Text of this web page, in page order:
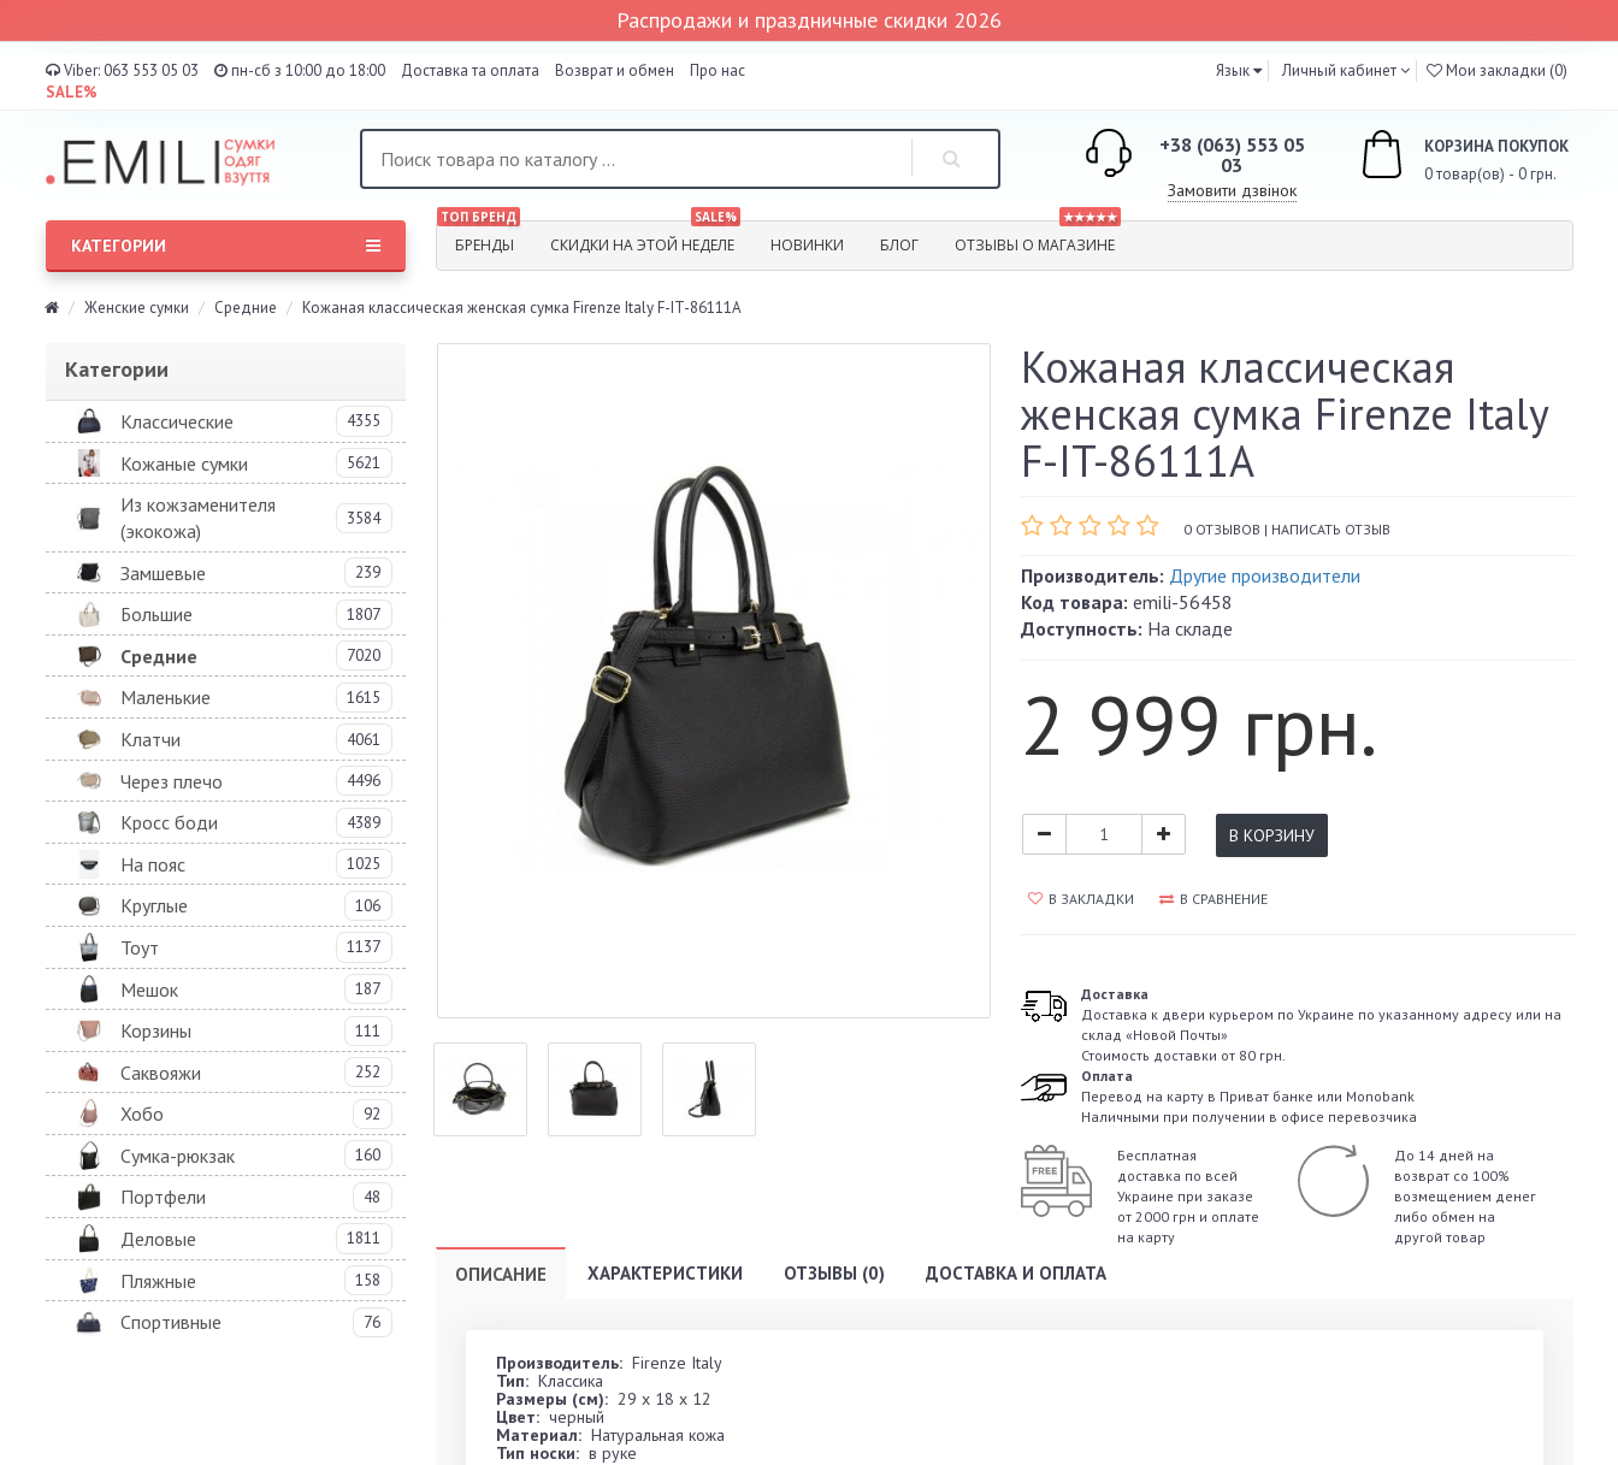
Распродажи и праздничные скидки 2026
Viber: 063 553 05 03 пн-сб з 10:00 до 18:00 Доставка та оплата Возврат и обмен
Про нас
SALE%
Язык Личный кабинет Мои закладки (0)
+38 (063) 553 05
03
Замовити дзвінок
КОРЗИНА ПОКУПОК
0 товар(ов) - 0 грн.
ТОП БРЕНД
БРЕНДЫ
SALE%
СКИДКИ НА ЭТОЙ НЕДЕЛЕ НОВИНКИ БЛОГ
★★★★★
ОТЗЫВЫ О МАГАЗИНЕ
КАТЕГОРИИ
Женские сумки Средние Кожаная классическая женская сумка Firenze Italy F-IT-86111A
Категории
Классические 4355
Кожаные сумки 5621
Из кожзаменителя
(экокожа)
3584
Замшевые 239
Большие 1807
Средние 7020
Маленькие 1615
Клатчи 4061
Через плечо 4496
Кросс боди 4389
На пояс 1025
Круглые 106
Тоут 1137
Мешок 187
Корзины 111
Саквояжи 252
Хобо 92
Сумка-рюкзак 160
Портфели 48
Деловые 1811
Пляжные 158
Спортивные 76
Кожаная классическая
женская сумка Firenze Italy
F-IT-86111A
0 ОТЗЫВОВ | НАПИСАТЬ ОТЗЫВ
Производитель: Другие производители
Код товара: emili-56458
Доступность: На складе
2 999 грн.
В КОРЗИНУ
В ЗАКЛАДКИ В СРАВНЕНИЕ
Доставка
Доставка к двери курьером по Украине по указанному адресу или на
склад «Новой Почты»
Стоимость доставки от 80 грн.
Оплата
Перевод на карту в Приват банке или Monobank
Наличными при получении в офисе перевозчика
Бесплатная
доставка по всей
Украине при заказе
от 2000 грн и оплате
на карту
До 14 дней на
возврат со 100%
возмещением денег
либо обмен на
другой товар
ОПИСАНИЕ ХАРАКТЕРИСТИКИ ОТЗЫВЫ (0) ДОСТАВКА И ОПЛАТА
Производитель: Firenze Italy
Тип: Классика
Размеры (см): 29 x 18 x 12
Цвет: черный
Материал: Натуральная кожа
Тип носки: в руке